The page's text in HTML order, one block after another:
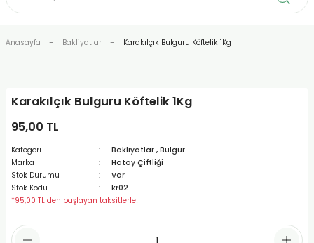
Anasayfa Bakliyatlar Karakılçık Bulguru Köftelik 1Kg
Karakılçık Bulguru Köftelik 1Kg
95,00 TL
Kategori Bakliyatlar , Bulgur
Marka
Hatay Çiftliği
Stok Durumu
Var
Stok Kodu
kr02
*95,00 TL den başlayan taksitlerle!